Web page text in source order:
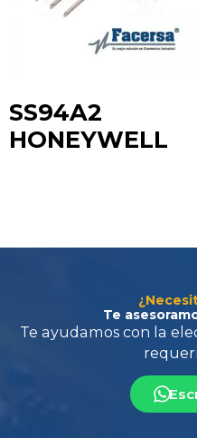
SS94A2
HONEYWELL
Te
Te ayudamos con la